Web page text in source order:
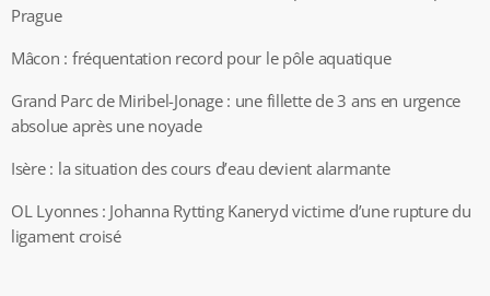
Prague
Mâcon : fréquentation record pour le pôle aquatique
Grand Parc de Miribel-Jonage : une fillette de 3 ans en urgence
absolue après une noyade
Isère : la situation des cours d’eau devient alarmante
OL Lyonnes : Johanna Rytting Kaneryd victime d’une rupture du
ligament croisé